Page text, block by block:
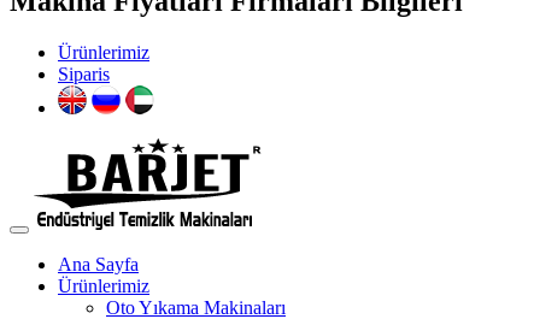
Ürünlerimiz
Siparis
Ana Sayfa
Ürünlerimiz
Oto Yıkama Makinaları